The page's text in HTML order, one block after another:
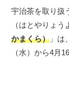
宇治茶を取り扱
（はとやりょ
かまくら） 」は
（水）から4月